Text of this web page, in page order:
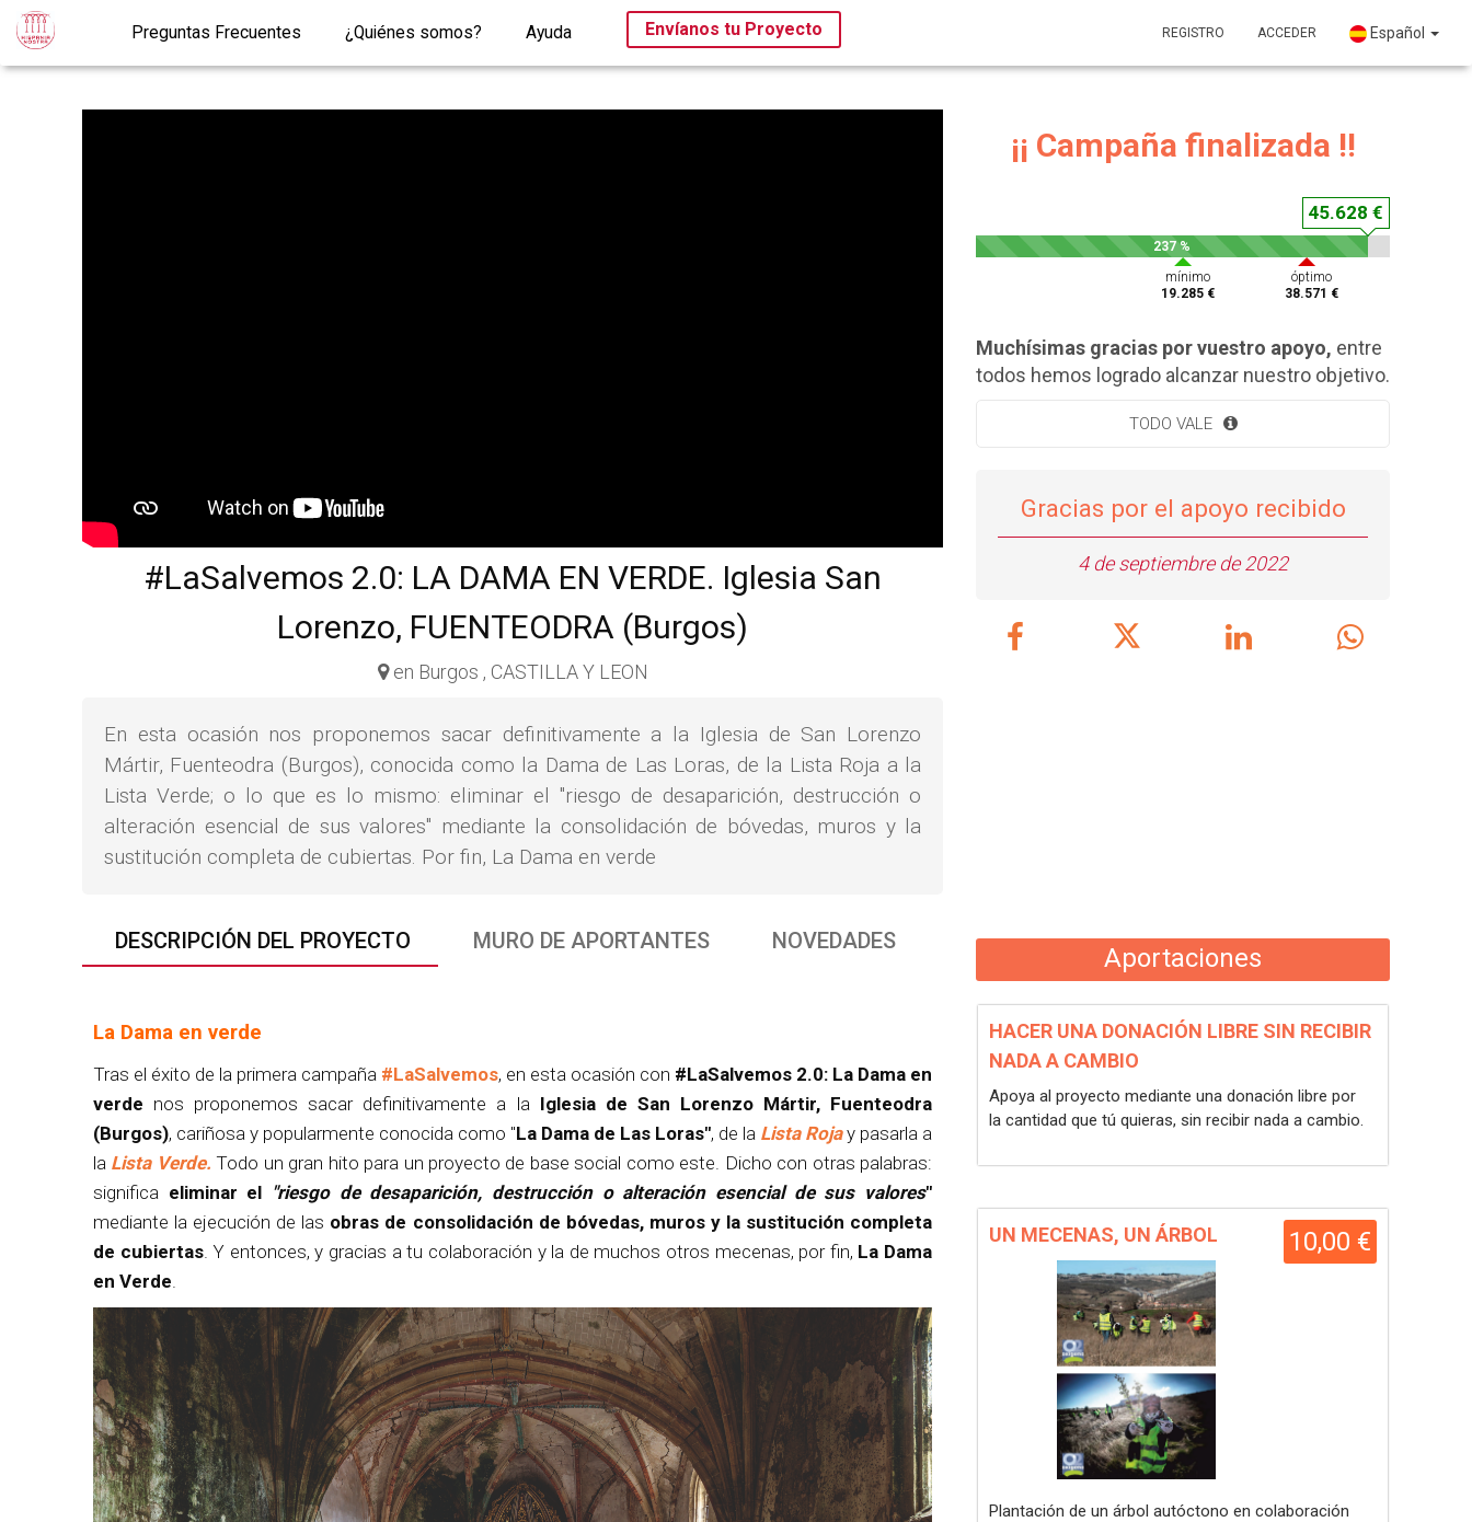
Preguntas Frecuentes ¿Quiénes somos? Ayuda Envíanos tu Proyecto REGISTRO ACCEDER Español
#LaSalvemos 2.0: LA DAMA EN VERDE. Iglesia San
Lorenzo, FUENTEODRA (Burgos)
en Burgos , CASTILLA Y LEON
En esta ocasión nos proponemos sacar definitivamente a la Iglesia de San Lorenzo
Mártir, Fuenteodra (Burgos), conocida como la Dama de Las Loras, de la Lista Roja a la
Lista Verde; o lo que es lo mismo: eliminar el "riesgo de desaparición, destrucción o
alteración esencial de sus valores" mediante la consolidación de bóvedas, muros y la
sustitución completa de cubiertas. Por fin, La Dama en verde
¡¡ Campaña finalizada !!
45.628 €
237 %
mínimo
19.285 €
óptimo
38.571 €
Muchísimas gracias por vuestro apoyo, entre
todos hemos logrado alcanzar nuestro objetivo.
TODO VALE
Gracias por el apoyo recibido
4 de septiembre de 2022
DESCRIPCIÓN DEL PROYECTO MURO DE APORTANTES NOVEDADES
La Dama en verde
Tras el éxito de la primera campaña #LaSalvemos, en esta ocasión con #LaSalvemos 2.0: La Dama en
verde nos proponemos sacar definitivamente a la Iglesia de San Lorenzo Mártir, Fuenteodra
(Burgos), cariñosa y popularmente conocida como "La Dama de Las Loras", de la Lista Rojay pasarla a
la Lista Verde. Todo un gran hito para un proyecto de base social como este. Dicho con otras palabras:
significa eliminar el "riesgo de desaparición, destrucción o alteración esencial de sus valores"
mediante la ejecución de las obras de consolidación de bóvedas, muros y la sustitución completa
de cubiertas. Y entonces, y gracias a tu colaboración y la de muchos otros mecenas, por fin, La Dama
en Verde.
Aportaciones
HACER UNA DONACIÓN LIBRE SIN RECIBIR
NADA A CAMBIO
Apoya al proyecto mediante una donación libre por
la cantidad que tú quieras, sin recibir nada a cambio.
10,00 €
UN MECENAS, UN ÁRBOL
Plantación de un árbol autóctono en colaboración